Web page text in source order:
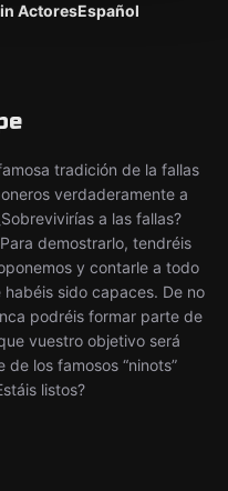
ActoresEspañol
tradición de la fallas
verdaderamente a
a las fallas?
demostrarlo, tendréis
y contarle a todo
sido capaces. De no
podréis formar parte de
vuestro objetivo será
los famosos “ninots”
listos?